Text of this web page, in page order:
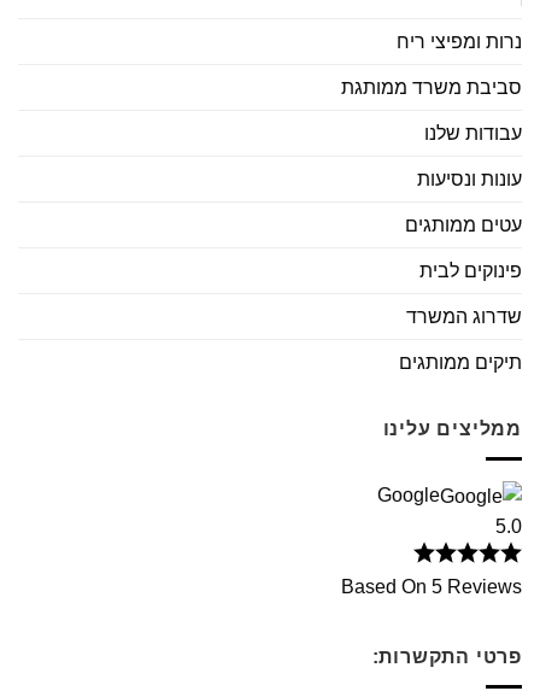
נרות ומפיצי ריח
סביבת משרד ממותגת
עבודות שלנו
עונות ונסיעות
עטים ממותגים
פינוקים לבית
שדרוג המשרד
תיקים ממותגים
ממליצים עלינו
Google
5.0
Based On 5 Reviews
פרטי התקשרות: